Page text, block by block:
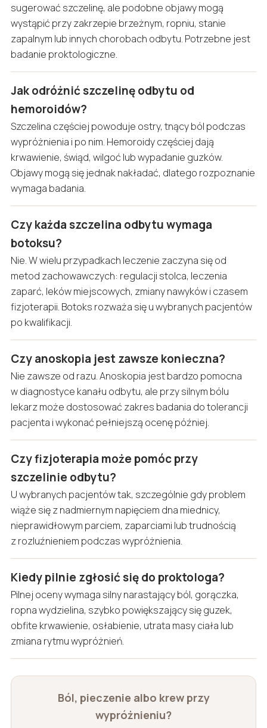
sugerować szczelinę, ale podobne objawy mogą
wystąpić przy zakrzepie brzeżnym, ropniu, stanie
zapalnym lub innych chorobach odbytu. Potrzebne jest
badanie proktologiczne.
Jak odróżnić szczelinę odbytu od
hemoroidów?
Szczelina częściej powoduje ostry, tnący ból podczas
wypróżnienia i po nim. Hemoroidy częściej dają
krwawienie, świąd, wilgoć lub wypadanie guzków.
Objawy mogą się jednak nakładać, dlatego rozpoznanie
wymaga badania.
Czy każda szczelina odbytu wymaga
botoksu?
Nie. W wielu przypadkach leczenie zaczyna się od
metod zachowawczych: regulacji stolca, leczenia
zaparć, leków miejscowych, zmiany nawyków i czasem
fizjoterapii. Botoks rozważa się u wybranych pacjentów
po kwalifikacji.
Czy anoskopia jest zawsze konieczna?
Nie zawsze od razu. Anoskopia jest bardzo pomocna
w diagnostyce kanału odbytu, ale przy silnym bólu
lekarz może dostosować zakres badania do tolerancji
pacjenta i wykonać pełniejszą ocenę później.
Czy fizjoterapia może pomóc przy
szczelinie odbytu?
U wybranych pacjentów tak, szczególnie gdy problem
wiąże się z nadmiernym napięciem dna miednicy,
nieprawidłowym parciem, zaparciami lub trudnością
z rozluźnieniem podczas wypróżnienia.
Kiedy pilnie zgłosić się do proktologa?
Pilnej oceny wymaga silny narastający ból, gorączka,
ropna wydzielina, szybko powiększający się guzek,
obfite krwawienie, osłabienie, utrata masy ciała lub
zmiana rytmu wypróżnień.
Ból, pieczenie albo krew przy
wypróżnieniu?